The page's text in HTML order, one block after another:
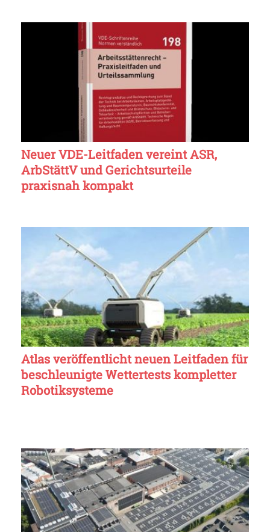
Neuer VDE-Leitfaden vereint ASR,
ArbStättV und Gerichtsurteile
praxisnah kompakt
Atlas veröffentlicht neuen Leitfaden für
beschleunigte Wettertests kompletter
Robotiksysteme